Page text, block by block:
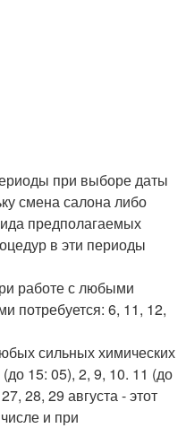
при выборе даты
смена салона либо
предполагаемых
в эти периоды
работе с любыми
потребуется: 6, 11, 12,
сильных химических
15: 05), 2, 9, 10. 11 (до
28, 29 августа - этот
и при